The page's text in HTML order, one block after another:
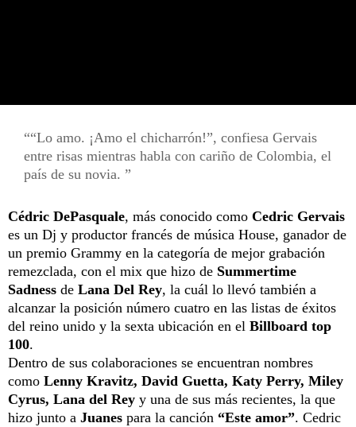
“Lo amo. ¡Amo el chicharrón!”, confiesa Gervais
entre risas mientras habla con cariño de Colombia, el
país de su novia.
Cédric DePasquale, más conocido como Cedric Gervais
es un Dj y productor francés de música House, ganador de
un premio Grammy en la categoría de mejor grabación
remezclada, con el mix que hizo de Summertime
Sadness de Lana Del Rey, la cuál lo llevó también a
alcanzar la posición número cuatro en las listas de éxitos
del reino unido y la sexta ubicación en el Billboard top
100.
Dentro de sus colaboraciones se encuentran nombres
como Lenny Kravitz, David Guetta, Katy Perry, Miley
Cyrus, Lana del Rey y una de sus más recientes, la que
hizo junto a Juanes para la canción “Este amor”. Cedric